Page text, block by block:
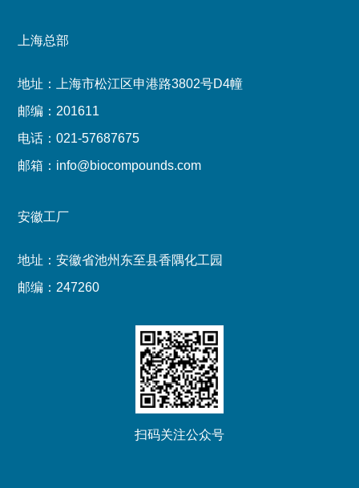
上海总部
地址：上海市松江区申港路3802号D4幢
邮编：201611
电话：021-57687675
邮箱：info@biocompounds.com
安徽工厂
地址：安徽省池州东至县香隅化工园
邮编：247260
扫码关注公众号